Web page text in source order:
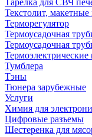
Тарелка для СВЧ
Текстолит,
Терморегулятор
Термоусадочная
Термоусадочная
Тумблера
Тэны
Тюнера зарубежные
Услуги
Химия для
Цифровые разъемы
Шестеренка для